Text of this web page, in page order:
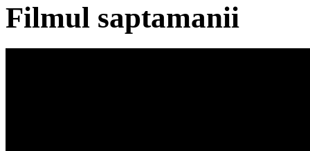
Filmul saptamanii